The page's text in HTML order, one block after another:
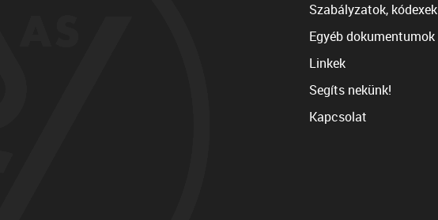
Szabályzatok, kódexek
Egyéb dokumentumok
Linkek
Segíts nekünk!
Kapcsolat